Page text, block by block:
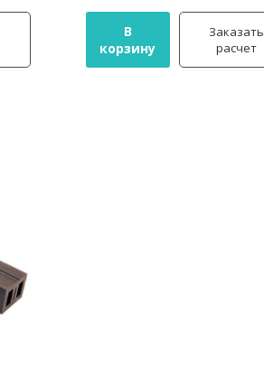
В
корзину
Заказать
расчет